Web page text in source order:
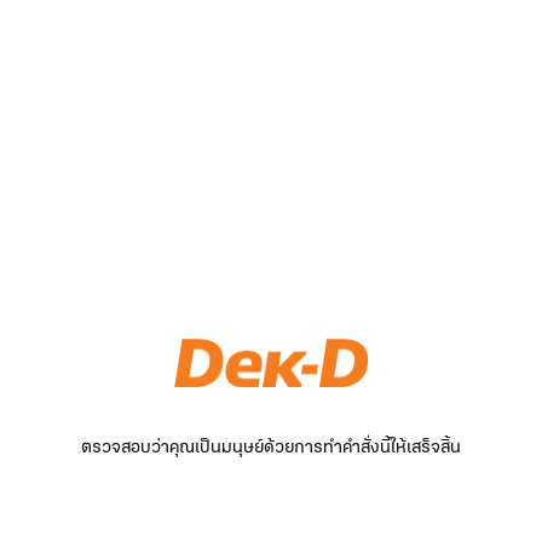
ตรวจสอบว่าคุณเป็นมนุษย์ด้วยการทำคำสั่งนี้ให้เสร็จสิ้น